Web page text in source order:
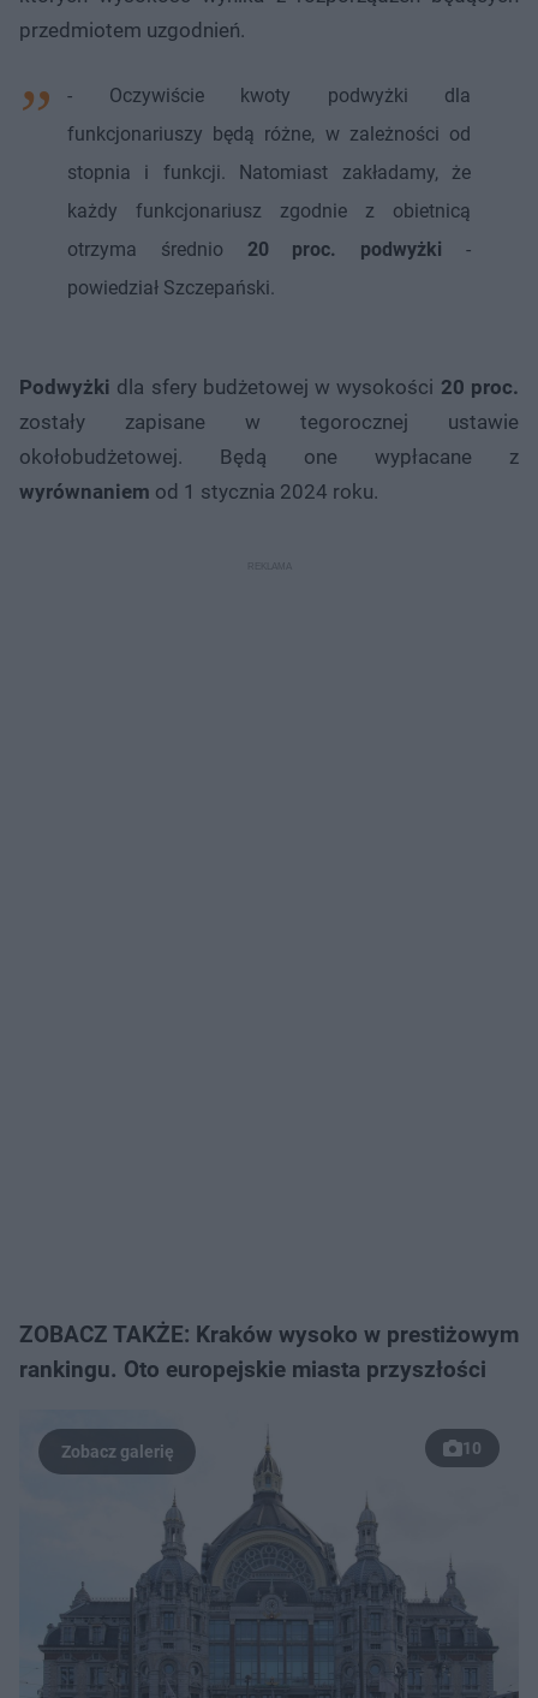
przedmiotem uzgodnień.
- Oczywiście kwoty podwyżki dla
funkcjonariuszy będą różne, w zależności od
stopnia i funkcji. Natomiast zakładamy, że
każdy funkcjonariusz zgodnie z obietnicą
otrzyma średnio 20 proc. podwyżki -
powiedział Szczepański.
Podwyżki dla sfery budżetowej w wysokości 20 proc.
zostały zapisane w tegorocznej ustawie
okołobudżetowej. Będą one wypłacane z
wyrównaniem od 1 stycznia 2024 roku.
ZOBACZ TAKŻE: Kraków wysoko w prestiżowym
rankingu. Oto europejskie miasta przyszłości
10